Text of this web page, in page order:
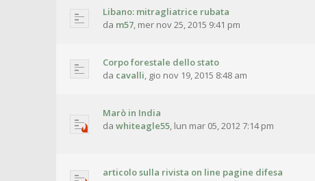
Libano: mitragliatrice rubata
da m57, mer nov 25, 2015 9:41 pm
Corpo forestale dello stato
da cavalli, gio nov 19, 2015 8:48 am
Marò in India
da whiteagle55, lun mar 05, 2012 7:14 pm
articolo sulla rivista on line pagine difesa